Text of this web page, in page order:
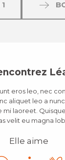
eros leo, nec
aliquet leo a
mi laoreet.
velit eu magna
Elle aime